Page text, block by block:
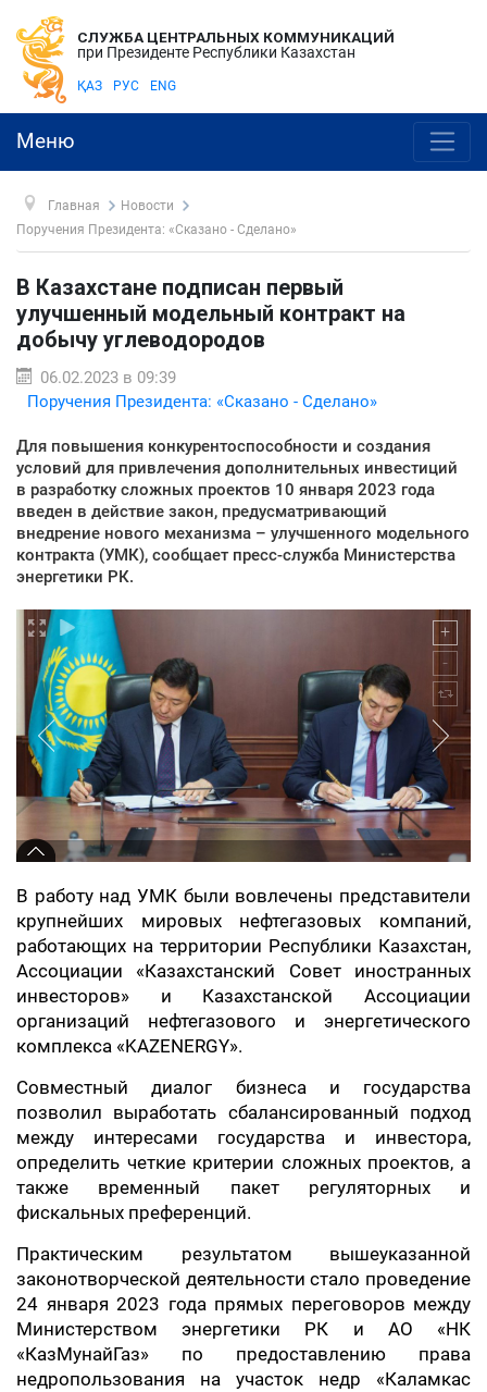
СЛУЖБА ЦЕНТРАЛЬНЫХ КОММУНИКАЦИЙ
при Президенте Республики Казахстан
ҚАЗ РУС ENG
Меню
Главная
Новости
Поручения Президента: «Сказано - Сделано»
В Казахстане подписан первый
улучшенный модельный контракт на
добычу углеводородов
06.02.2023 в 09:39
Поручения Президента: «Сказано - Сделано»
Для повышения конкурентоспособности и создания
условий для привлечения дополнительных инвестиций
в разработку сложных проектов 10 января 2023 года
введен в действие закон, предусматривающий
внедрение нового механизма – улучшенного модельного
контракта (УМК), сообщает пресс-служба Министерства
энергетики РК.
В работу над УМК были вовлечены представители
крупнейших мировых нефтегазовых компаний,
работающих на территории Республики Казахстан,
Ассоциации «Казахстанский Совет иностранных
инвесторов» и Казахстанской Ассоциации
организаций нефтегазового и энергетического
комплекса «KAZENERGY».
Совместный диалог бизнеса и государства
позволил выработать сбалансированный подход
между интересами государства и инвестора,
определить четкие критерии сложных проектов, а
также временный пакет регуляторных и
фискальных преференций.
Практическим результатом вышеуказанной
законотворческой деятельности стало проведение
24 января 2023 года прямых переговоров между
Министерством энергетики РК и АО «НК
«КазМунайГаз» по предоставлению права
недропользования на участок недр «Каламкас